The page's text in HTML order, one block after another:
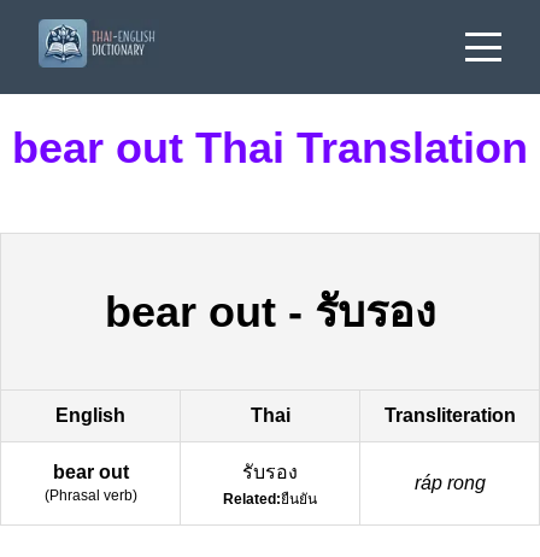
bear out Thai Translation
bear out- รับรอง
English Thai Transliteration
bear out
(Phrasal verb)
รับรอง
Related:ยืนยัน
ráp rong